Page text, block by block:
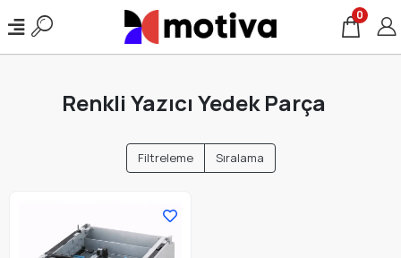
0
Renkli Yazıcı Yedek Parça
Filtreleme Sıralama